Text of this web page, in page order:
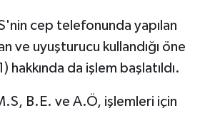
cep telefonunda yapılan
ve uyuşturucu kullandığı öne
hakkında da işlem başlatıldı.
B.E. ve A.Ö, işlemleri için